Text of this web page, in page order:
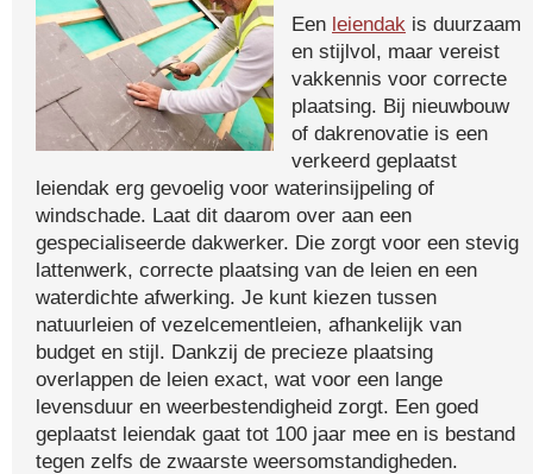
Een leiendak is duurzaam
en stijlvol, maar vereist
vakkennis voor correcte
plaatsing. Bij nieuwbouw
of dakrenovatie is een
verkeerd geplaatst
leiendak erg gevoelig voor waterinsijpeling of
windschade. Laat dit daarom over aan een
gespecialiseerde dakwerker. Die zorgt voor een stevig
lattenwerk, correcte plaatsing van de leien en een
waterdichte afwerking. Je kunt kiezen tussen
natuurleien of vezelcementleien, afhankelijk van
budget en stijl. Dankzij de precieze plaatsing
overlappen de leien exact, wat voor een lange
levensduur en weerbestendigheid zorgt. Een goed
geplaatst leiendak gaat tot 100 jaar mee en is bestand
tegen zelfs de zwaarste weersomstandigheden.